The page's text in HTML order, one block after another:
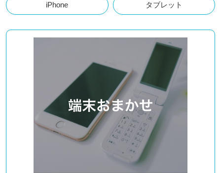
iPhone タブレット